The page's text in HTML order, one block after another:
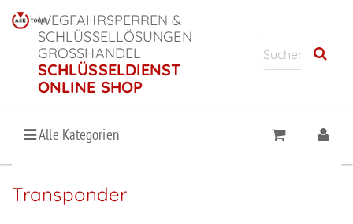
WEGFAHRSPERREN &
SCHLÜSSELLÖSUNGEN
GROSSHANDEL
SCHLÜSSELDIENST
ONLINE SHOP
Alle Kategorien
Transponder